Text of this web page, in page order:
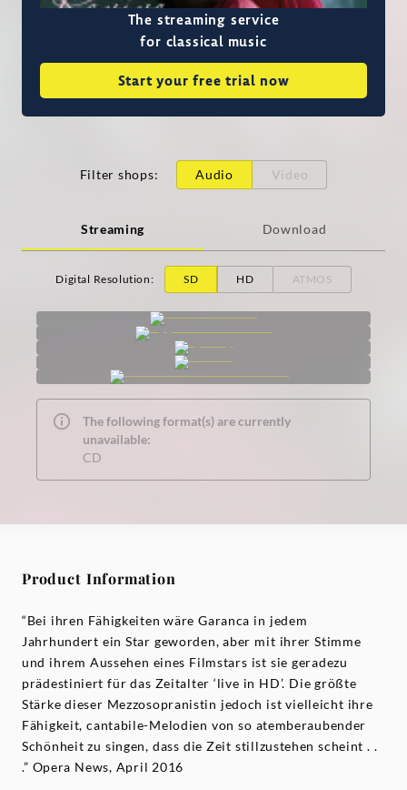
The streaming service
for classical music
Start your free trial now
Filter shops: Audio Video
Streaming Download
Digital Resolution: SD HD ATMOS
The following format(s) are currently
unavailable:
CD
Product Information
“Bei ihren Fähigkeiten wäre Garanca in jedem
Jahrhundert ein Star geworden, aber mit ihrer Stimme
und ihrem Aussehen eines Filmstars ist sie geradezu
prädestiniert für das Zeitalter ‘live in HD’. Die größte
Stärke dieser Mezzosopranistin jedoch ist vielleicht ihre
Fähigkeit, cantabile-Melodien von so atemberaubender
Schönheit zu singen, dass die Zeit stillzustehen scheint . .
.” Opera News, April 2016